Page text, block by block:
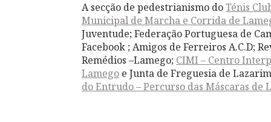
A secção de pedestrianismo doTénis
Municipal de Marcha e Corrida de
Juventude; Federação Portuguesa de
Facebook ; Amigos de Ferreiros A.C.D;
Remédios –Lamego; CIMI – Centro
Lamego e Junta de Freguesia de
do Entrudo – Percurso das Máscaras de